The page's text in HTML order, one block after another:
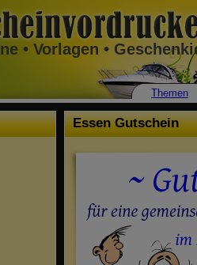
• Vorlagen •
Essen Gutschein
Themen